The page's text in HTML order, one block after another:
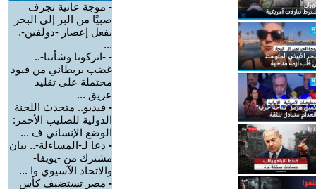
- موجة عاتية تجرف
صبيًا من البر إلى البحر
بفعل إعصار -دولفين-.
...
- -اتركونا وشأننا-..
غضب بريطاني من قيود
محتملة على تقليد
عريق ...
- فيديو.. متحدث اللجنة
الدولية للصليب الأحمر:
الوضع الإنساني ف ...
- دعا لـ-المساءلة-.. بيان
مشترك من -يويفا-
والاتحاد الآسيوي وا ...
- مصر تستضيف كأس